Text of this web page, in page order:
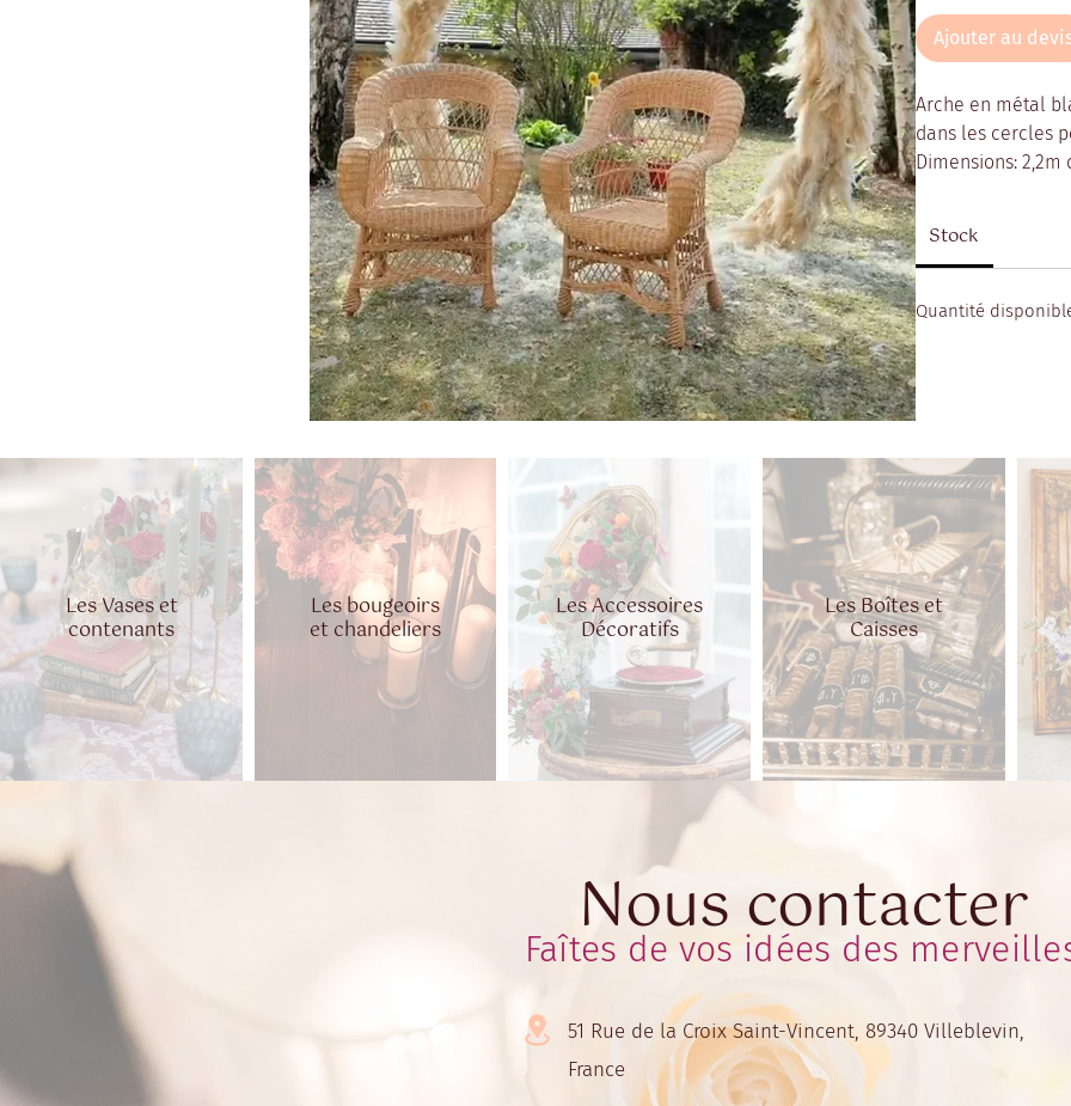
Ajouter au
Arche en métal
dans les cercles
Dimensions:
Stock
Quantité
Les Vases et
contenants
Les bougeoirs
et chandeliers
Les Accessoires
Décoratifs
Les Boîtes et
Caisses
Nous contacter
Faîtes de vos idées des
51 Rue de la Croix Saint-Vincent, 89340 Villeblevin,
France